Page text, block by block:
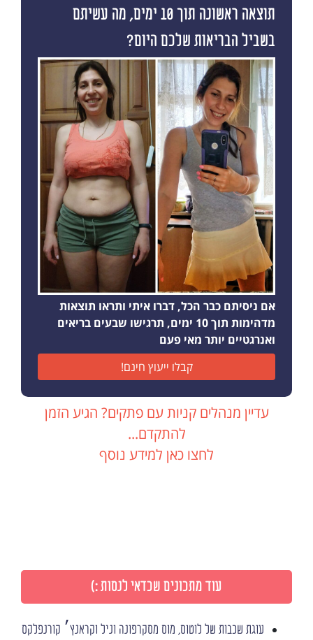
תוצאה ראשונה תוך 10 ימים, מה עשיתם
בשביל הבריאות שלכם היום?
אם ניסיתם כבר הכל, דברו איתי ותראו תוצאות
מדהימות תוך 10 ימים, תרגישו שבעים בריאים
ואנרגטיים יותר מאי פעם
קבלו ייעוץ חינם!
עדיין מנהלים קניות עם פתקים? הגיע הזמן
להתקדם...
לחצו כאן למידע נוסף
עוד מתכונים שכדאי לנסות :)
עוגת שכבות של לוטוס, מוס מסקרפונה וניל וקראנץ׳ קורנפלקס